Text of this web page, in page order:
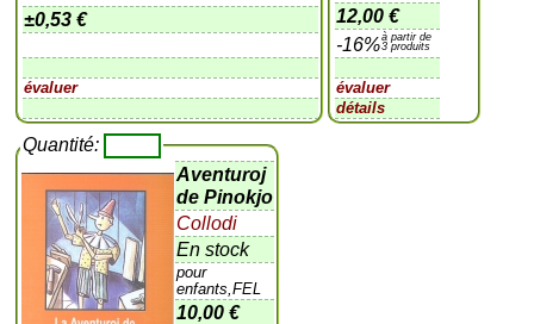
±0,53 €
évaluer
12,00 €
-16%à partir de
3 produits
évaluer
détails
Quantité:
Aventuroj
de Pinokjo
Collodi
En stock
pour
enfants,FEL
10,00 €